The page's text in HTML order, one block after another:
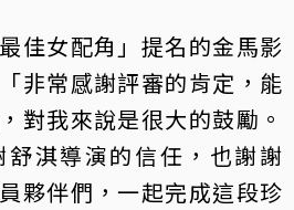
佳女配角」提名的金馬影
非常感謝評審的肯定，能
對我來說是很大的鼓勵。
淇導演的信任，也謝謝
夥伴們，一起完成這段珍